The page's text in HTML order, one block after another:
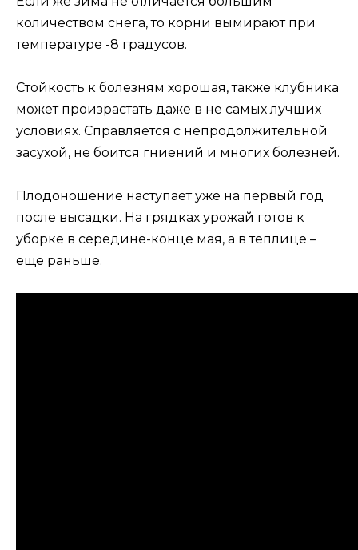
количеством снега, то корни вымирают при
температуре -8 градусов.
Стойкость к болезням хорошая, также клубника
может произрастать даже в не самых лучших
условиях. Справляется с непродолжительной
засухой, не боится гниений и многих болезней.
Плодоношение наступает уже на первый год
после высадки. На грядках урожай готов к
уборке в середине-конце мая, а в теплице –
еще раньше.